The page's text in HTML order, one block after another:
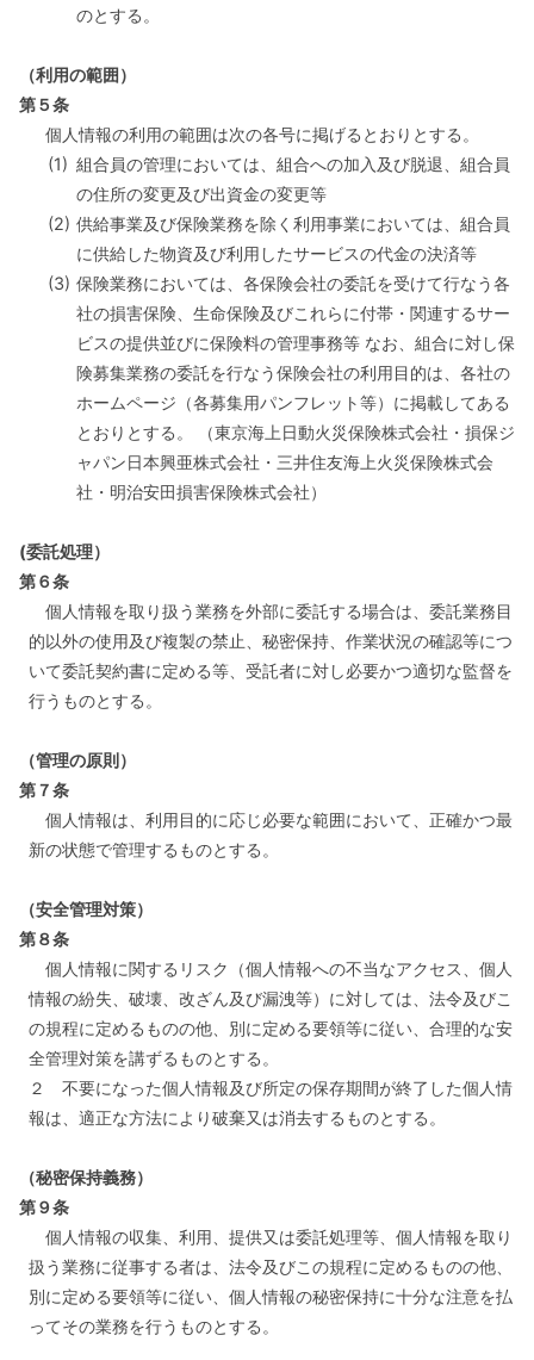
のとする。
（利用の範囲）
第５条
個人情報の利用の範囲は次の各号に掲げるとおりとする。
(1) 組合員の管理においては、組合への加入及び脱退、組合員
の住所の変更及び出資金の変更等
(2) 供給事業及び保険業務を除く利用事業においては、組合員
に供給した物資及び利用したサービスの代金の決済等
(3) 保険業務においては、各保険会社の委託を受けて行なう各
社の損害保険、生命保険及びこれらに付帯・関連するサー
ビスの提供並びに保険料の管理事務等 なお、組合に対し保
険募集業務の委託を行なう保険会社の利用目的は、各社の
ホームページ（各募集用パンフレット等）に掲載してある
とおりとする。 （東京海上日動火災保険株式会社・損保ジ
ャパン日本興亜株式会社・三井住友海上火災保険株式会
社・明治安田損害保険株式会社）
(委託処理）
第６条
個人情報を取り扱う業務を外部に委託する場合は、委託業務目
的以外の使用及び複製の禁止、秘密保持、作業状況の確認等につ
いて委託契約書に定める等、受託者に対し必要かつ適切な監督を
行うものとする。
（管理の原則）
第７条
個人情報は、利用目的に応じ必要な範囲において、正確かつ最
新の状態で管理するものとする。
（安全管理対策）
第８条
個人情報に関するリスク（個人情報への不当なアクセス、個人
情報の紛失、破壊、改ざん及び漏洩等）に対しては、法令及びこ
の規程に定めるものの他、別に定める要領等に従い、合理的な安
全管理対策を講ずるものとする。
２ 不要になった個人情報及び所定の保存期間が終了した個人情
報は、適正な方法により破棄又は消去するものとする。
（秘密保持義務）
第９条
個人情報の収集、利用、提供又は委託処理等、個人情報を取り
扱う業務に従事する者は、法令及びこの規程に定めるものの他、
別に定める要領等に従い、個人情報の秘密保持に十分な注意を払
ってその業務を行うものとする。